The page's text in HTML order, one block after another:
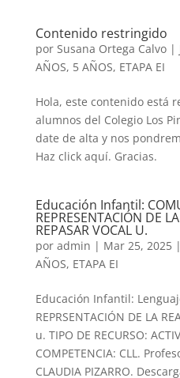
Contenido restringido
por Susana Ortega Calvo|
AÑOS, 5 AÑOS, ETAPA EI
Hola, este contenido está
alumnos del Colegio Los
date de alta y nos
Haz click aquí. Gracias.
Educación Infantil:
REPRESENTACIÓN DE
REPASAR VOCAL U.
por admin | Mar 25, 2025|
AÑOS, ETAPA EI
Educación Infantil:
REPRSENTACIÓN DE LA
u. TIPO DE RECURSO:
COMPETENCIA: CLL.
CLAUDIA PIZARRO.